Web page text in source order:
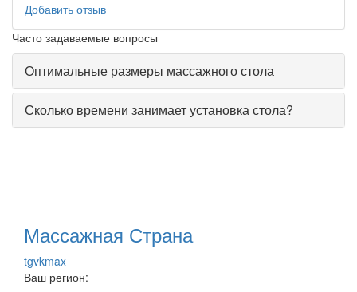
Добавить отзыв
Часто задаваемые вопросы
Оптимальные размеры массажного стола
Сколько времени занимает установка стола?
Массажная Страна
tgvkmax
Ваш регион: